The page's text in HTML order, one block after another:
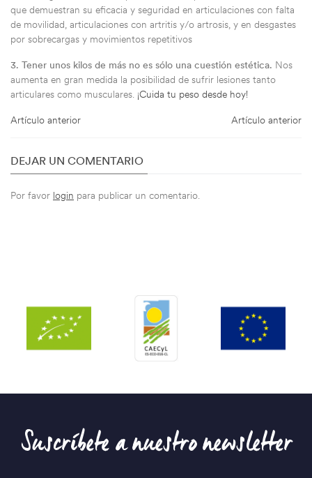
que demuestran su eficacia y seguridad en articulaciones con falta
de movilidad, articulaciones con artritis y/o artrosis, y en desgastes
por sobrecargas y movimientos repetitivos
3. Tener unos kilos de más no es sólo una cuestión estética. Nos
aumenta en gran medida la posibilidad de sufrir lesiones tanto
articulares como musculares. ¡Cuida tu peso desde hoy!
Artículo anterior Artículo anterior
DEJAR UN COMENTARIO
Por favor login para publicar un comentario.
Suscríbete a nuestro newsletter